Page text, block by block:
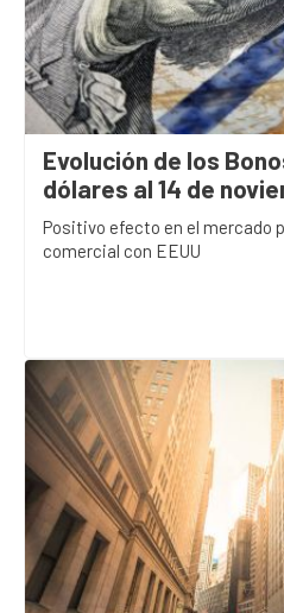
Evolución de los
dólares al 14 de
Positivo efecto en el mercado
comercial con EEUU